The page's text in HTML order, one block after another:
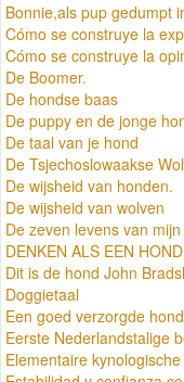
Bonnie,als pup gedumpt
Cómo se construye la
Cómo se construye la
De Boomer.
De hondse baas
De puppy en de jonge
De taal van je hond
De Tsjechoslowaakse
De wijsheid van honden.
De wijsheid van wolven
De zeven levens van
DENKEN ALS EEN
Dit is de hond John
Doggietaal
Een goed verzorgde
Eerste Nederlandstalige
Elementaire